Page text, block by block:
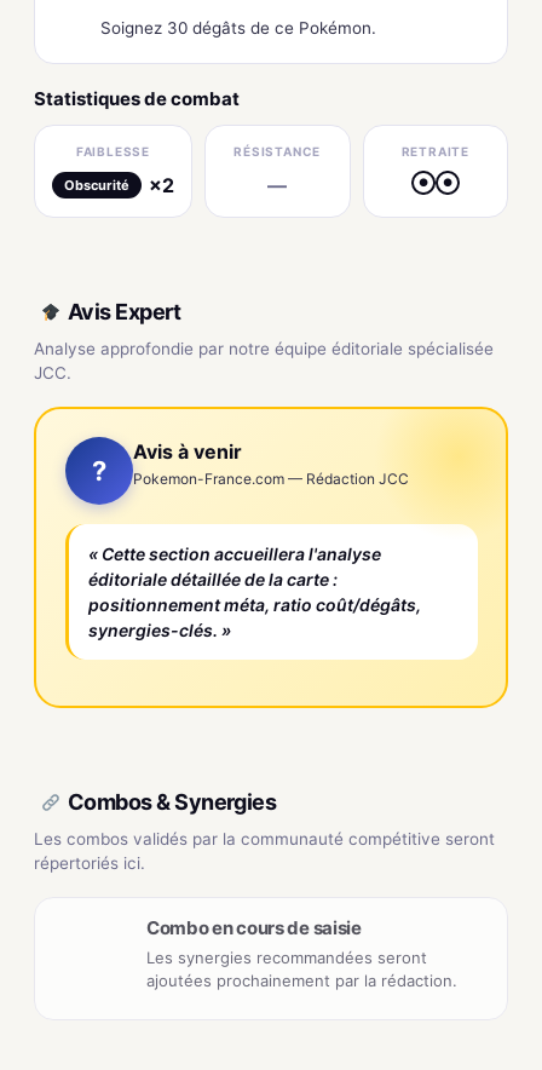
Soignez 30 dégâts de ce Pokémon.
Statistiques de combat
FAIBLESSE
Obscurité ×2
RÉSISTANCE
—
RETRAITE
● ●
Avis Expert
Analyse approfondie par notre équipe éditoriale spécialisée
JCC.
?
Avis à venir
Pokemon-France.com — Rédaction JCC
« Cette section accueillera l'analyse
éditoriale détaillée de la carte :
positionnement méta, ratio coût/dégâts,
synergies-clés. »
Combos & Synergies
Les combos validés par la communauté compétitive seront
répertoriés ici.
Combo en cours de saisie
Les synergies recommandées seront
ajoutées prochainement par la rédaction.